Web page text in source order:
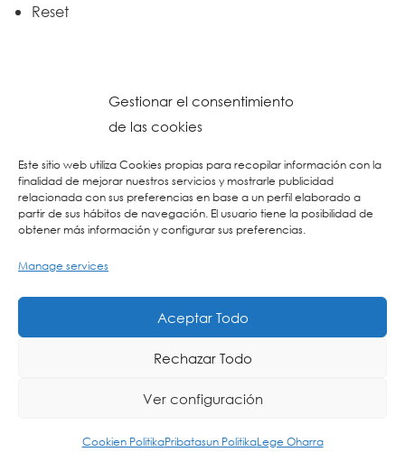
Gestionar el consentimiento
de las cookies
Este sitio web utiliza Cookies propias para recopilar información con la
finalidad de mejorar nuestros servicios y mostrarle publicidad
relacionada con sus preferencias en base a un perfil elaborado a
partir de sus hábitos de navegación. El usuario tiene la posibilidad de
obtener más información y configurar sus preferencias.
Manage services
Aceptar Todo
Rechazar Todo
Ver configuración
Cookien PolitikaPribatasun PolitikaLege Oharra
Reset
Lege Oharra-Postontzi Etikoa
Diseinua: La Consulta Creativa